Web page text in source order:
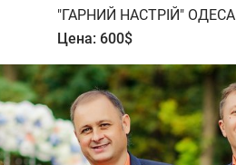
"ГАРНИЙ НАСТРІЙ" ОДЕСА
Цена: 600$